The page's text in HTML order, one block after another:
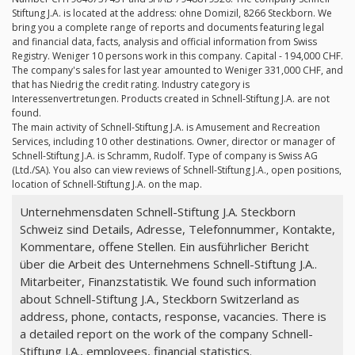
Stiftung J.A. is located at the address: ohne Domizil, 8266 Steckborn. We
bring you a complete range of reports and documents featuring legal
and financial data, facts, analysis and official information from Swiss
Registry. Weniger 10 persons work in this company. Capital - 194,000 CHF.
The company's sales for last year amounted to Weniger 331,000 CHF, and
that has Niedrig the credit rating. Industry category is
Interessenvertretungen. Products created in Schnell-Stiftung J.A. are not
found.
The main activity of Schnell-Stiftung J.A. is Amusement and Recreation
Services, including 10 other destinations. Owner, director or manager of
Schnell-Stiftung J.A. is Schramm, Rudolf. Type of company is Swiss AG
(Ltd./SA). You also can view reviews of Schnell-Stiftung J.A., open positions,
location of Schnell-Stiftung J.A. on the map.
Unternehmensdaten Schnell-Stiftung J.A. Steckborn
Schweiz sind Details, Adresse, Telefonnummer, Kontakte,
Kommentare, offene Stellen. Ein ausführlicher Bericht
über die Arbeit des Unternehmens Schnell-Stiftung J.A..
Mitarbeiter, Finanzstatistik. We found such information
about Schnell-Stiftung J.A., Steckborn Switzerland as
address, phone, contacts, response, vacancies. There is
a detailed report on the work of the company Schnell-
Stiftung J.A., employees, financial statistics.